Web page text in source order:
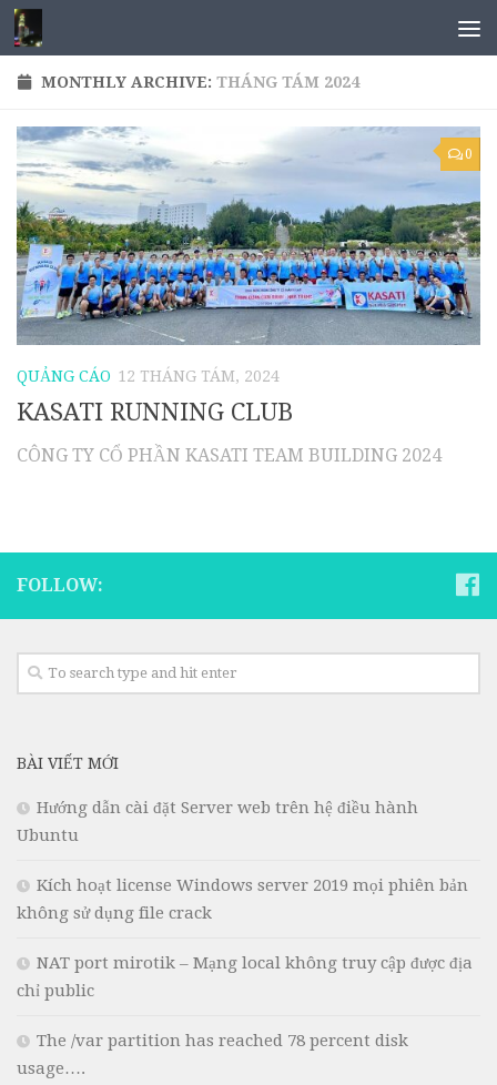
MONTHLY ARCHIVE: THÁNG TÁM 2024
0
QUẢNG CÁO 12 THÁNG TÁM, 2024
KASATI RUNNING CLUB
CÔNG TY CỔ PHẦN KASATI TEAM BUILDING 2024
FOLLOW:
BÀI VIẾT MỚI
Hướng dẫn cài đặt Server web trên hệ điều hành
Ubuntu
Kích hoạt license Windows server 2019 mọi phiên bản
không sử dụng file crack
NAT port mirotik – Mạng local không truy cập được địa
chỉ public
The /var partition has reached 78 percent disk
usage….